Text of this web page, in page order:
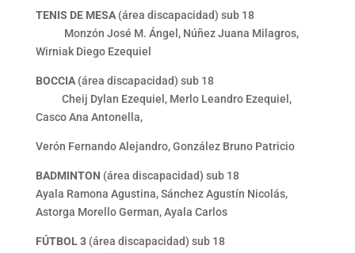
TENIS DE MESA(área discapacidad) sub 18
Monzón José M. Ángel, Núñez Juana Milagros,
Wirniak Diego Ezequiel
BOCCIA (área discapacidad) sub 18
Cheij Dylan Ezequiel, Merlo Leandro Ezequiel,
Casco Ana Antonella,
Verón Fernando Alejandro, González Bruno Patricio
BADMINTON (área discapacidad) sub 18
Ayala Ramona Agustina, Sánchez Agustín Nicolás,
Astorga Morello German, Ayala Carlos
FÚTBOL 3(área discapacidad) sub 18